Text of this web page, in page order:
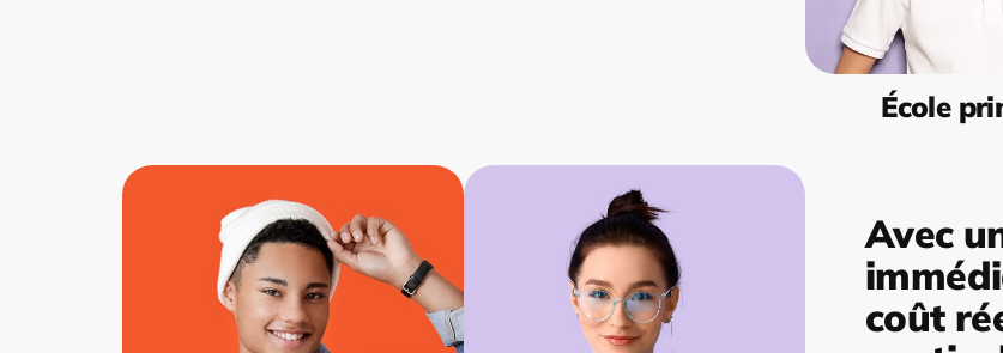
École
Avec
coût